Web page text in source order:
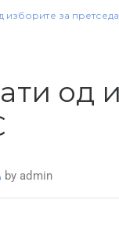
изборите за
од
by admin